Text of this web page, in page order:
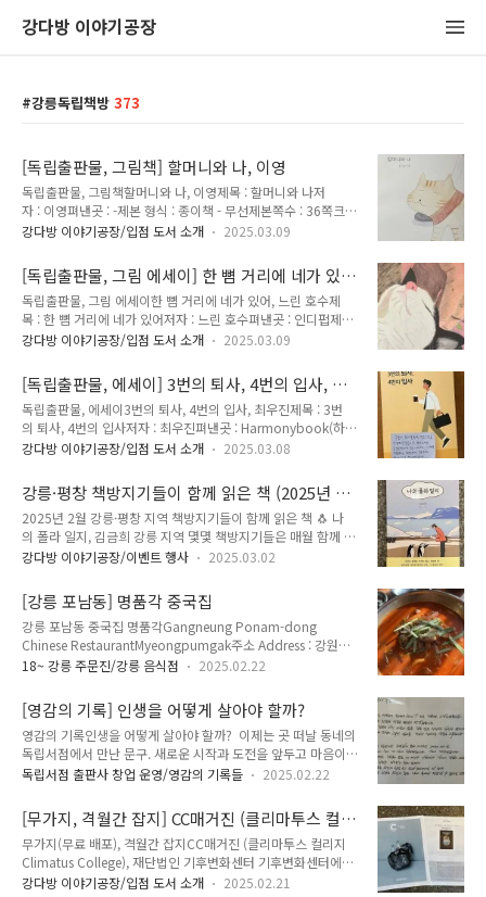
강다방 이야기공장
강릉독립책방 373
[독립출판물, 그림책] 할머니와 나, 이영
독립출판물, 그림책할머니와 나, 이영제목 : 할머니와 나저
자 : 이영펴낸곳 : -제본 형식 : 종이책 - 무선제본쪽수 : 36쪽크
기 : 185x220mm가격 : 10,000원발행일 : 2024년 6월 12일
인지 둘 다 때문인지 보기만해도 몽글몽글해지는 기분이 든다.
나이든 할머니와 고양이의 평범하고 보통의 삶을 담담하게 풀어
내 더 좋았다. 작가 인스타그램
https://www.instagram.com/leeyoung20207/ 나는
열다섯살할머니는 몇살인지모릅니다 나는 몸을 청소하고할
뜻하면서 기분 좋거든요 나는 조금 느린 그녀의 속도가 좋습
니다..
강다방 이야기공장/입점 도서 소개 2025.03.09
[독립출판물, 그림 에세이] 한 뼘 거리에 네가 있
어, 느린 호수
독립출판물, 그림 에세이한 뼘 거리에 네가 있어, 느린 호수제
목 : 한 뼘 거리에 네가 있어저자 : 느린 호수펴낸곳 : 인디펍제
본 형식 : 종이책 - 무선제본쪽수 : 168쪽크기 : 128x182mm가
568-6 (03810)보고만 있어도 기분 몽글몽글해지는 두 고양이
이야기. 봉투와 봉달이라는 이름의 고양이와 사람이 가까워지는
내용을 담고 잇다. 사실적이면서도 엉성한듯(?)한 그림이 매력
포인트인 책. 이 책을 보면 고양이를 키우고 싶어진다. 고양이를
좋아한다면 이 책을 펼쳐보자! 작가 인스타그램
며 6서로 길들여진다는 것 9내 사랑..
강다방 이야기공장/입점 도서 소개 2025.03.09
[독립출판물, 에세이] 3번의 퇴사, 4번의 입사, 최
우진
독립출판물, 에세이3번의 퇴사, 4번의 입사, 최우진제목 : 3번
의 퇴사, 4번의 입사저자 : 최우진펴낸곳 : Harmonybook(하모
니북)제본 형식 : 종이책 - 무선제본쪽수 : 243쪽크
ISBN : 979-11-89930-86-8 (03810) 공무원, 공단, 해외취업
을 거쳐 대학병원 직원이 된, 프로 퇴사러의 이야기. 투박하면서
솔직담백한 직장 뒷담화(?)가 매력적인 책입니다. 체코 해외 취
업 사기(?)와 일본인 여자친구와의 연애(!)까지. 퇴사를 고민하고
있다면, 파란만장 샤이 보이의 퇴사썰을 만나보세요. 출판사 인
https://www.instagram.com/harmony_book_/ “아
직 회사 ..
강다방 이야기공장/입점 도서 소개 2025.03.08
강릉·평창 책방지기들이 함께 읽은 책 (2025년 2
월)
2025년 2월 강릉·평창 지역 책방지기들이 함께 읽은 책 🐧 나
의 폴라 일지, 김금희 강릉 지역 몇몇 책방지기들은 매월 함께 모
여 밥을 먹는데요. 한 권의 책을 미리 읽고 함께 이야기를 나누는
폴라 일지. 지나가는 겨울이 아쉽다면 이 책과 함께 얼마 남지 않
은 겨울을 마무리 해보세요! 함께 읽는 강릉·평창은 아래 지
역 서점이 함께 합니다.(가나다 순)- 강다방 이야기공장 : 강릉
시 용지로 162- 깨북 : 강릉시 임영로 211 2층- G&GO 말글
터 : 강릉시 문화의길 9 지하 1층- 상상이상 : 강릉시 수문
다 : 강릉시 연당길 61 세양청마루아파트 상가 2층- 윤..
강다방 이야기공장/이벤트 행사 2025.03.02
[강릉 포남동] 명품각 중국집
강릉 포남동 중국집 명품각Gangneung Ponam-dong
Chinese RestaurantMyeongpumgak주소 Address : 강원특
별자치도 강릉시 강릉대로359번길 6-1 (포남동 1112-14)6-1
Gangwon-do 전화 Telephone :033-651-4569영업 시간
Opening Hours :매일 Everyday 09:00~19:30휴무 매주 월요
일 Closed Every Monday메뉴 및 가격 Menu with Prices :짜
장면 Jjajangmyeon Noodles in Black Bean Sauce 6,000
원짬뽕 Jjamppong Spicy Seafood Noodle Soup 9,000원
18~ 강릉 주문진/강릉 음식점 2025.02.22
[영감의 기록] 인생을 어떻게 살아야 할까?
영감의 기록인생을 어떻게 살아야 할까? 이제는 곳 떠날 동네의
독립서점에서 만난 문구. 새로운 시작과 도전을 앞두고 마음이
편하지 않았는데, 책방에 적혀있는 글을 보고 위안을 받았고 용
할 죽음, 우리는 모두 나그네라는 생각을 하니 힘이 났다. 인
생서가는...'인생을 어떻게 살아야 할까?'라는 질문으로 시작되
었습니다. 당연히 인생에 정답은 없다고 생각했습니다. 같은 질
문을 가진 사람이 없듯 같은 삶을 살아가는 사람도 없으니까
요. 각자의 인생이 고유한 삶이듯 각자가 살아가는 방법도 고유
독립서점 출판사 창업 운영/영감의 기록들 2025.02.22
[무가지, 격월간 잡지] CC매거진 (클리마투스 컬
리지 Climatus College), 재단법인 기후변화센
터
무가지(무료 배포), 격월간 잡지CC매거진 (클리마투스 컬리지
Climatus College), 재단법인 기후변화센터 기후변화센터에
서 발행하는 환경 무가지 CC(클리마투스 컬리
강다방 이야기공장/입점 도서 소개 2025.02.21